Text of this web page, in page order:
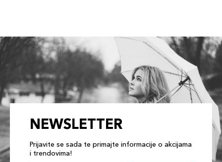
NEWSLETTER
Prijavite se sada te primajte informacije o akcijama
i trendovima!